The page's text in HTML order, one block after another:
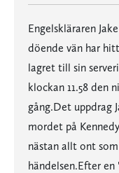
Engelskläraren
döende vän har
lagret till sin
klockan 11.58 den
gång.Det uppdrag
mordet på
nästan allt ont
händelsen.Efter